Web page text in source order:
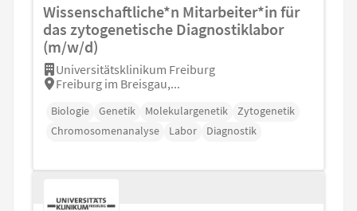
Wissenschaftliche*n Mitarbeiter*in für
das zytogenetische Diagnostiklabor
(m/w/d)
Universitätsklinikum Freiburg
Freiburg im Breisgau,...
Biologie Genetik Molekulargenetik
Zytogenetik
Chromosomenanalyse
Labor Diagnostik